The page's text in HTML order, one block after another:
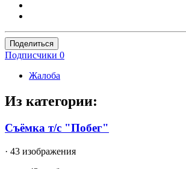
Поделиться
Подписчики 0
Жалоба
Из категории:
Съёмка т/с "Побег"
· 43 изображения